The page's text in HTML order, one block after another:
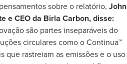
sobre o relatório, John
e CEO da Birla Carbon, disse:
são partes inseparáveis do
circulares como o Continua™
que rastreiam as emissões e o uso